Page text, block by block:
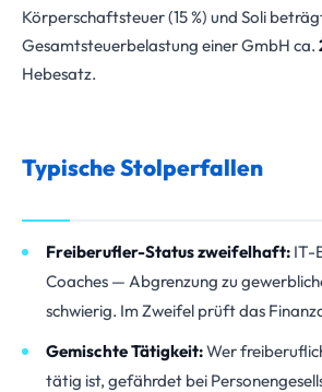
Körperschaftsteuer (15 %) und Soli
Gesamtsteuerbelastung einer GmbH ca.
Hebesatz.
Typische Stolperfallen
Freiberufler-Status zweifelhaft: IT-
Coaches — Abgrenzung zu
schwierig. Im Zweifel prüft das
Gemischte Tätigkeit:Wer
tätig ist, gefährdet bei